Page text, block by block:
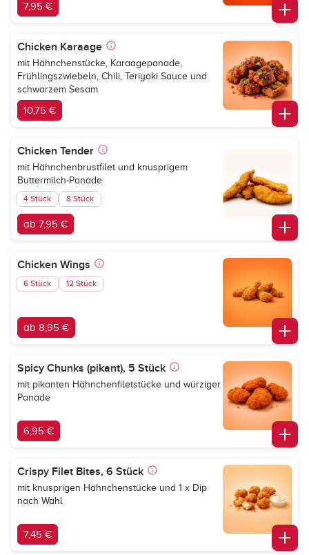
7,95 €
Chicken Karaage
mit Hähnchenstücke, Karaagepanade,
Frühlingszwiebeln, Chili, Teriyaki Sauce und
schwarzem Sesam
10,75 €
Chicken Tender
mit Hähnchenbrustfilet und knusprigem
Buttermilch-Panade
4 Stück 8 Stück
ab 7,95 €
Chicken Wings
6 Stück 12 Stück
ab 8,95 €
Spicy Chunks (pikant), 5 Stück
mit pikanten Hähnchenfiletstücke und würziger
Panade
6,95 €
Crispy Filet Bites, 6 Stück
mit knusprigen Hähnchenstücke und 1 x Dip
nach Wahl
7,45 €